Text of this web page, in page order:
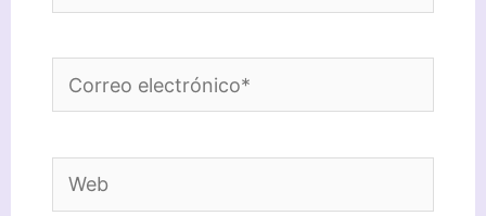
Correo
electrónico*
Web